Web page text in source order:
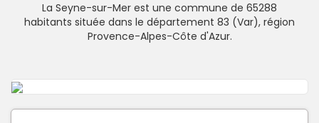
Se connecter avec Google
Se connecter avec Facebook
La Seyne-sur-Mer est une commune de 65288
habitants située dans le département 83 (Var), région
Provence-Alpes-Côte d'Azur.